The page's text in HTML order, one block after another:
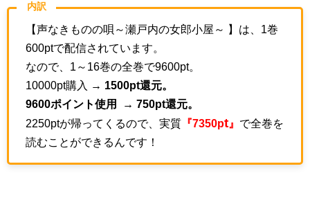
内訳
【声なきものの唄～瀬戸内の女郎小屋～ 】は、1巻
600ptで配信されています。
なので、1～16巻の全巻で9600pt。
10000pt購入 → 1500pt還元。
9600ポイント使用 → 750pt還元。
2250ptが帰ってくるので、実質 『7350pt 』 で全巻を
読むことができるんです！